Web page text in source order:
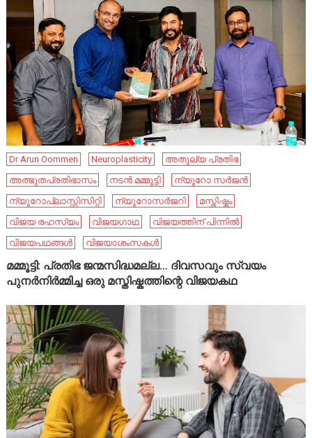
Dr Arun Oommen Neuroplasticity
അതുല്യ പ്രതിഭ
അത്ഭുതപ്രതിഭാസം
നടൻ മമ്മൂട്ടി
ന്യൂറോ സർജൻ
ന്യൂറോപ്ലാസ്റ്റിസിറ്റി
ന്യൂറോസർജറി
മസ്തിഷ്കം
വിജയ രഹസ്യം
വിജയഗാഥ
വിജയത്തിന് പിന്നിൽ
വിജയപഥങ്ങൾ
വിജയാശംസകൾ
മമ്മൂട്ടി: പ്രതിഭ ജന്മസിദ്ധമല്ല… ദിവസവും സ്വയം
പുനർനിർമ്മിച്ച ഒരു മസ്തിഷ്കത്തിന്റെ വിജയകഥ